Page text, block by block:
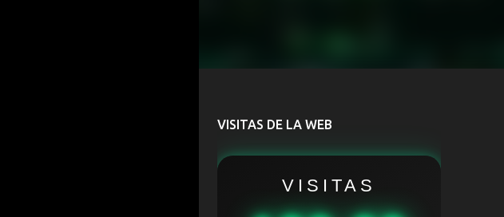
VISITAS DE LA WEB
VISITAS